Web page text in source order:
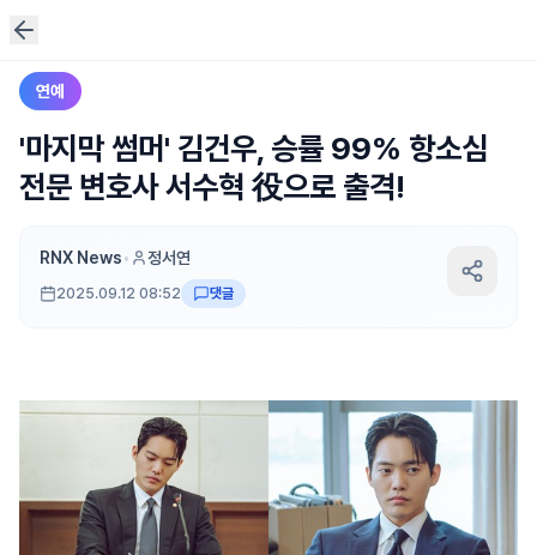
연예
'마지막 썸머' 김건우, 승률 99% 항소심
전문 변호사 서수혁 役으로 출격!
RNX News• 정서연
2025.09.12 08:52 댓글